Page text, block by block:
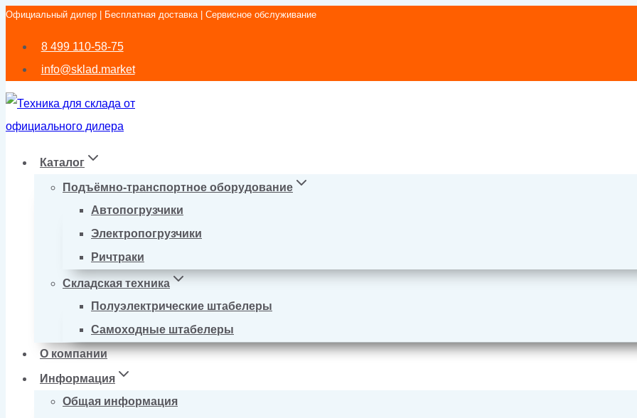
Перейти
Официальный дилер | Бесплатная доставка | Сервисное обслуживание
8 499 110-58-75
info@sklad.market
Каталог
Подъёмно-транспортное оборудование
Автопогрузчики
Электропогрузчики
Ричтраки
Складская техника
Полуэлектрические штабелеры
Самоходные штабелеры
О компании
Информация
Общая информация